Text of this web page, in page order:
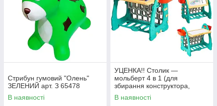
Стрибун гумовий "Олень"
ЗЕЛЕНИЙ арт. З 65478
В наявності
УЦЕНКА!! Столик —
мольберт 4 в 1 (для
збирання конструктора,
малювання, книжкова
полиця) арт. S 075
В наявності